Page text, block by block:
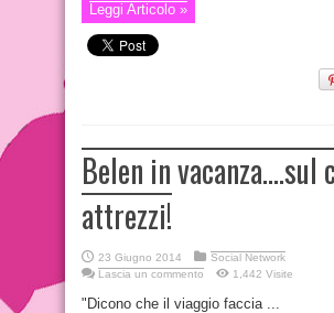
Leggi Articolo »
Belen in vacanza….sul
attrezzi!
23 Giugno 2014
Social Network
Lascia un commento
1,442 Visite
"Dicono che il viaggio faccia ...